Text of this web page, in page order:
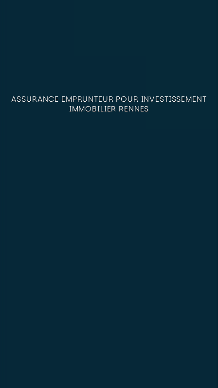
ASSURANCE EMPRUNTEUR POUR INVESTISSEMENT
IMMOBILIER RENNES